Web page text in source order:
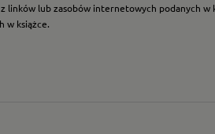
lub zasobów internetowych podanych
w książce.